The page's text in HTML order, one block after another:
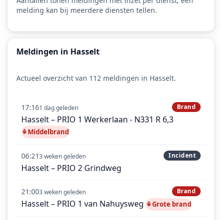
melding kan bij meerdere diensten tellen.
Meldingen in Hasselt
Actueel overzicht van 112 meldingen in Hasselt.
17:161 dag geleden Brand
Hasselt – PRIO 1 Werkerlaan - N331 R 6,3
Middelbrand
06:213 weken geleden Incident
Hasselt – PRIO 2 Grindweg
21:003 weken geleden Brand
Hasselt – PRIO 1 van Nahuysweg Grote brand